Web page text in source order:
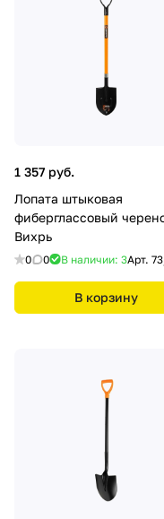
1 357 руб.
Лопата штыковая
фиберглассовый
Вихрь
0 0 В наличии: 3Арт.
В корзину